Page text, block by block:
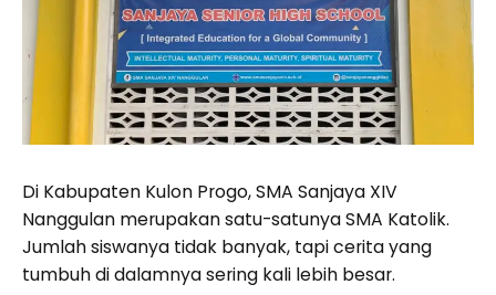
Di Kabupaten Kulon Progo, SMA Sanjaya XIV
Nanggulan merupakan satu-satunya SMA Katolik.
Jumlah siswanya tidak banyak, tapi cerita yang
tumbuh di dalamnya sering kali lebih besar.